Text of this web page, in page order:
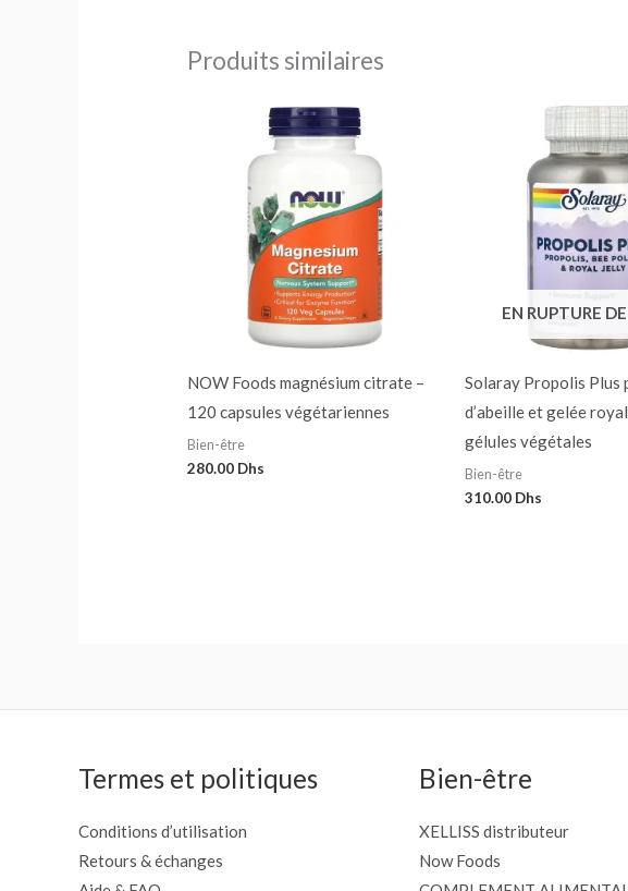
Produits similaires
NOW Foods magnésium citrate –
120 capsules végétariennes
Bien-être
280.00 Dhs
EN RUPTURE
Solaray Propolis Plus
d’abeille et gelée
gélules végétales
Bien-être
310.00 Dhs
Termes et politiques
Conditions d’utilisation
Retours & échanges
Bien-être
XELLISS distributeur
Now Foods